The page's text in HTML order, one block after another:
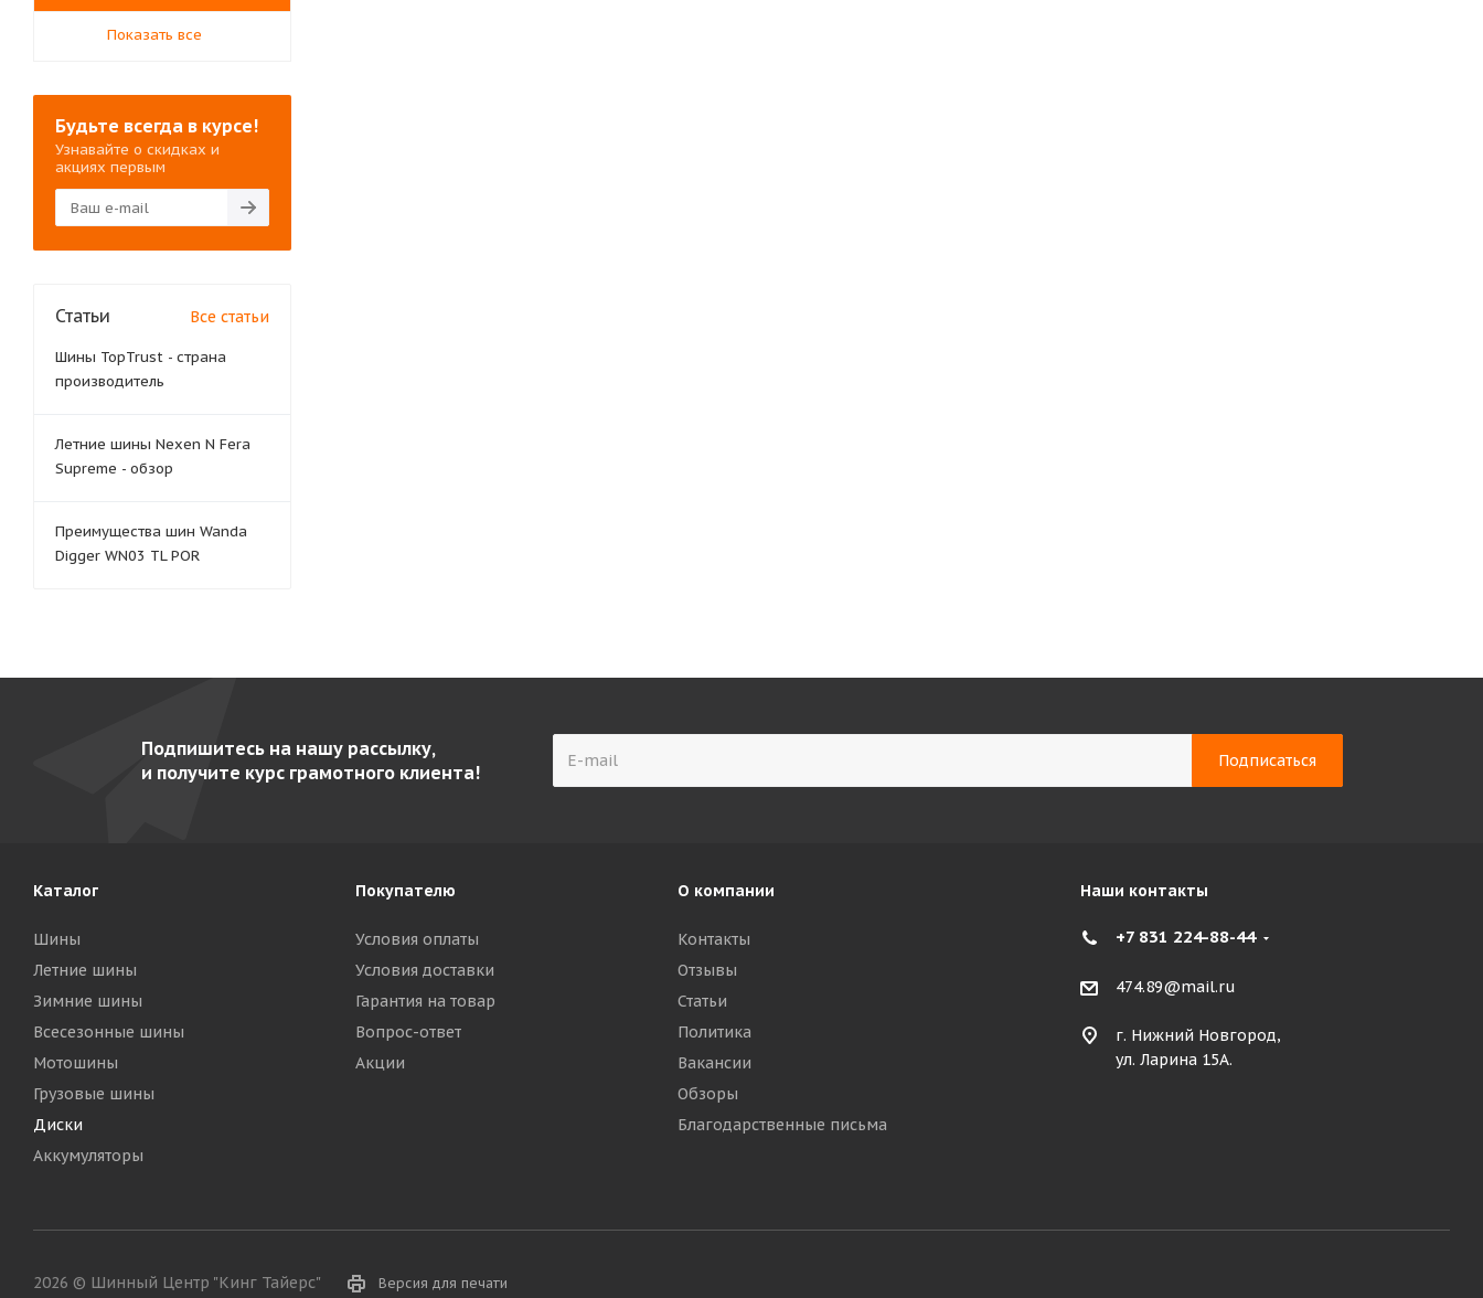
Показать все
Будьте всегда в курсе!
Узнавайте о скидках и
акциях первым
Статьи Все статьи
Шины TopTrust - страна
производитель
Летние шины Nexen N Fera
Supreme - обзор
Преимущества шин Wanda
Digger WN03 TL POR
Подпишитесь на нашу рассылку,
и получите курс грамотного клиента!
Каталог
Шины
Летние шины
Зимние шины
Всесезонные шины
Мотошины
Грузовые шины
Диски
Аккумуляторы
Покупателю
Условия оплаты
Условия доставки
Гарантия на товар
Вопрос-ответ
Акции
О компании
Контакты
Отзывы
Статьи
Политика
Вакансии
Обзоры
Благодарственные письма
Наши контакты
+7 831 224-88-44
474.89@mail.ru
г. Нижний Новгород,
ул. Ларина 15А.
2026 © Шинный Центр "Кинг Тайерс" Версия для печати